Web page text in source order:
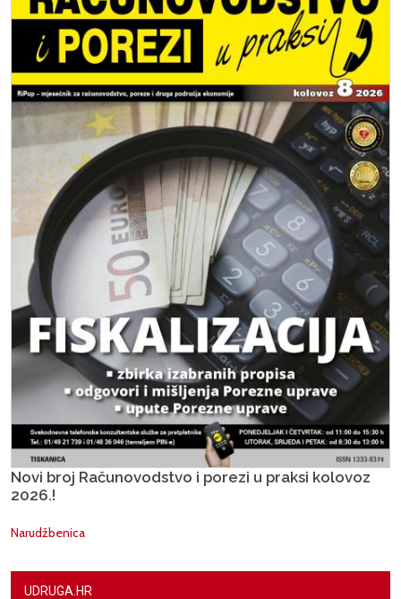
Novi broj Računovodstvo i porezi u praksi kolovoz
2026.!
Narudžbenica
UDRUGA.HR